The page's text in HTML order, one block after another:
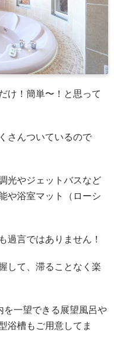
け！簡単〜！と思って
さんついているので
光やジェットバスなど
や浴室マット（ローシ
過言ではありません！
して、滞ることなく楽
を一望できる展望風呂や
浴槽もご用意してま